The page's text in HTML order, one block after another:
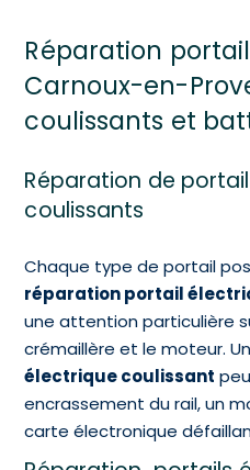
Réparation
Carnoux-en-
coulissants et
Réparation de
coulissants
Chaque type de portail
réparation portail
une attention particulière
crémaillère et le moteur. Un
électrique coulissant
encrassement du rail, un
carte électronique